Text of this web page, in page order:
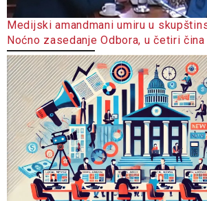
Medijski amandmani umiru u
Noćno zasedanje Odbora, u četiri čina